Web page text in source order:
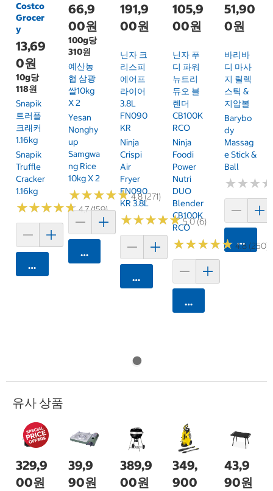
Costco
Grocer
y
13,69
0원
10g당
118원
Snapik
트러플
크래커
1.16kg
Snapik
Truffle
Cracker
1.16kg
★★★★★
★★★★★4.7 (159)
카트에 담기
66,9
00원
100g당
310원
예산농
협 삼광
쌀10kg
X 2
Yesan
Nonghy
Up
Samgwa
Ng Rice
10kg X 2
★★★★★
★★★★★4.8 (271)
카트에 담기
191,9
00원
닌자 크
리스피
에어프
라이어
3.8L
FN090
KR
Ninja
Crispi
Air
Fryer
FN090
KR 3.8L
★★★★★
★★★★★5.0 (6)
카트에 담기
105,9
00원
닌자 푸
디 파워
뉴트리
듀오 블
렌더
CB100K
RCO
Ninja
Foodi
Power
Nutri
DUO
Blender
CB100K
RCO
★★★★★
★★★★★ 4.8 (250)
카트에 담기
51,90
0원
바리바
디 마사
지 릴렉
스틱 &
지압볼
Barybo
Dy
Massag
E Stick &
Ball
★★★
★★★
카트에
유사 상품
329,9
00원
39,9
90원
389,9
00원
349,
900
43,9
90원